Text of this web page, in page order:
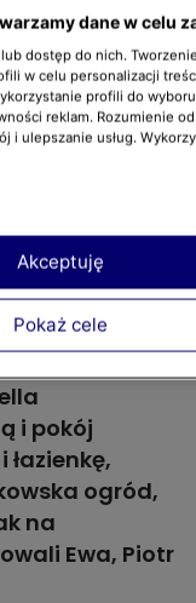
wreszcie
Więcej
Ewa wraz
że mały
Całość
segmentu
wykończyć
podjęła się
pod
i pokój
ogród,
na
Ewa, Piotr
dane w celu
dostęp do nich.
w celu personalizacji
profili do
reklam. Rozumienie
i ulepszanie usług.
Pokaż cele
Akceptuję